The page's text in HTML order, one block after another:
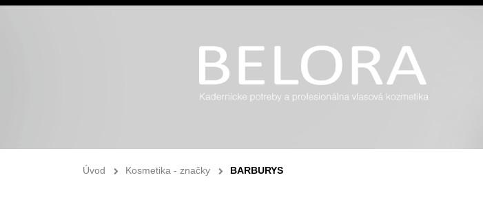
Úvod Kosmetika - značky BARBURYS